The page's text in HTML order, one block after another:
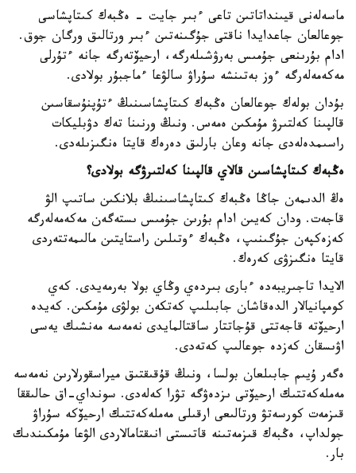
ماسەلەنى قيىنداتاتىن تاعى ءبىر جايت - ەڭبەك كىتاپشاسى
جوعالعان جاعدايدا ناقتى جۇگىنەتىن ءبىر ورتالىق ورگان جوق.
ادام بۇرىنعى جۇمىس بەرۋشىلەرگە، ارحيۆتەرگە جانە ءتۇرلى
مەكەمەلەرگە ءوز بەتىنشە سۇراۋ سالۋعا ءماجبۇر بولادى.
بۇدان بولەك جوعالعان ەڭبەك كىتاپشاسىنىڭ ءتۇپنۇسقاسىن
قالپىنا كەلتىرۋ مۇمكىن ەمەس. ونىڭ ورنىنا تەك دۋبليكات
راسىمدەلەدى جانە وعان بارلىق دەرەك قايتا ەنگىزىلەدى.
ەڭبەك كىتاپشاسىن قالاي قالپىنا كەلتىرۋگە بولادى؟
ەڭ الدىمەن جاڭا ەڭبەك كىتاپشاسىنىڭ بلانكىن ساتىپ الۋ
قاجەت. ودان كەيىن ادام بۇرىن جۇمىس ىستەگەن مەكەمەلەرگە
كەزەكپەن جۇگىنىپ، ەڭبەك ءوتىلىن راستايتىن مالىمەتتەردى
قايتا ەنگىزۋى كەرەك.
الايدا تاجىريبەدە ءبارى بىردەي وڭاي بولا بەرمەيدى. كەي
كومپانيالار الدەقاشان جابىلىپ كەتكەن بولۋى مۇمكىن. كەيدە
ارحيۆتە قاجەتتى قۇجاتتار ساقتالمايدى نەمەسە مەنشىك يەسى
اۋىسقان كەزدە جوعالىپ كەتەدى.
ەگەر ۇيىم جابىلعان بولسا، ونىڭ قۇقىقتىق ميراسقورلارىن نەمەسە
مەملەكەتتىك ارحيۆتى ىزدەۋگە تۋرا كەلەدى. سونداي-اق حالىققا
قىزمەت كورسەتۋ ورتالىعى ارقىلى مەملەكەتتىك ارحيۆكە سۇراۋ
جولداپ، ەڭبەك قىزمەتىنە قاتىستى انىقتامالاردى الۋعا مۇمكىندىك
بار.